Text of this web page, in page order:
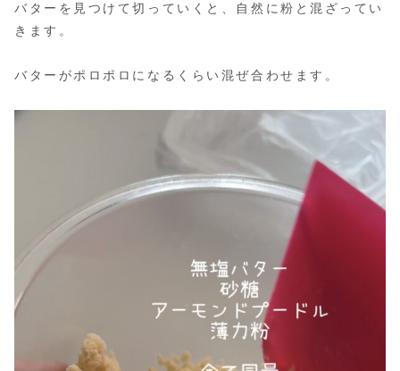
バターを見つけて切っていくと、自然に粉と混ざってい
きます。
バターがポロポロになるくらい混ぜ合わせます。